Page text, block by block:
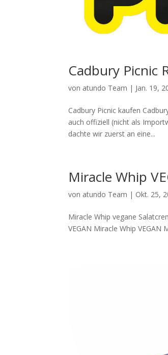
Cadbury Picnic
von atundo Team | Jan. 19,
Cadbury Picnic kaufen
auch offiziell (nicht als
dachte wir zuerst an eine...
Miracle Whip
von atundo Team | Okt. 25,
Miracle Whip vegane
VEGAN Miracle Whip VEGAN